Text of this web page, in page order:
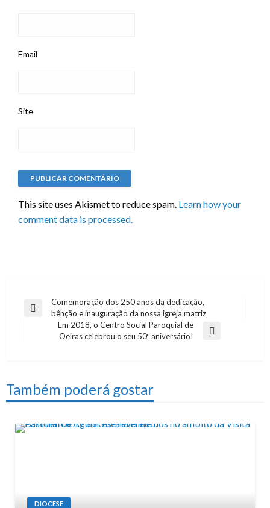
Email
Site
This site uses Akismet to reduce spam. Learn how your
comment data is processed.
Navegação
artigos
Previous
Comemoração dos 250 anos da dedicação,
bênção e inauguração da nossa igreja matriz
Em 2018, o Centro Social Paroquial de
Oeiras celebrou o seu 50º aniversário!
Também poderá gostar
DIOCESE